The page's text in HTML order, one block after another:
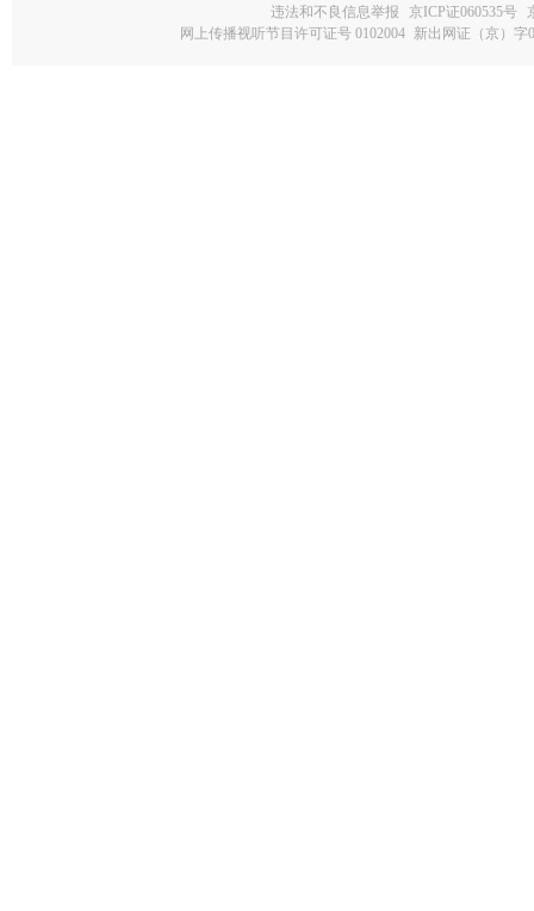
违法和不良信息举报
京ICP证060535号
网上传播视听节目许可证号 0102004 新出网证（京）